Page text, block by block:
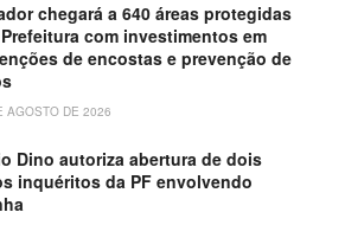
chegará a 640 áreas protegidas
com investimentos em
de encostas e prevenção de
AGOSTO DE 2026
Dino autoriza abertura de dois
inquéritos da PF envolvendo